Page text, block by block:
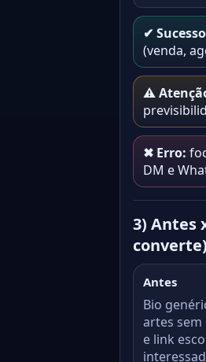
✔
(venda,
⚠
✖ Erro:
DM e
3) Antes
converte)
Antes
Bio
artes sem
e link